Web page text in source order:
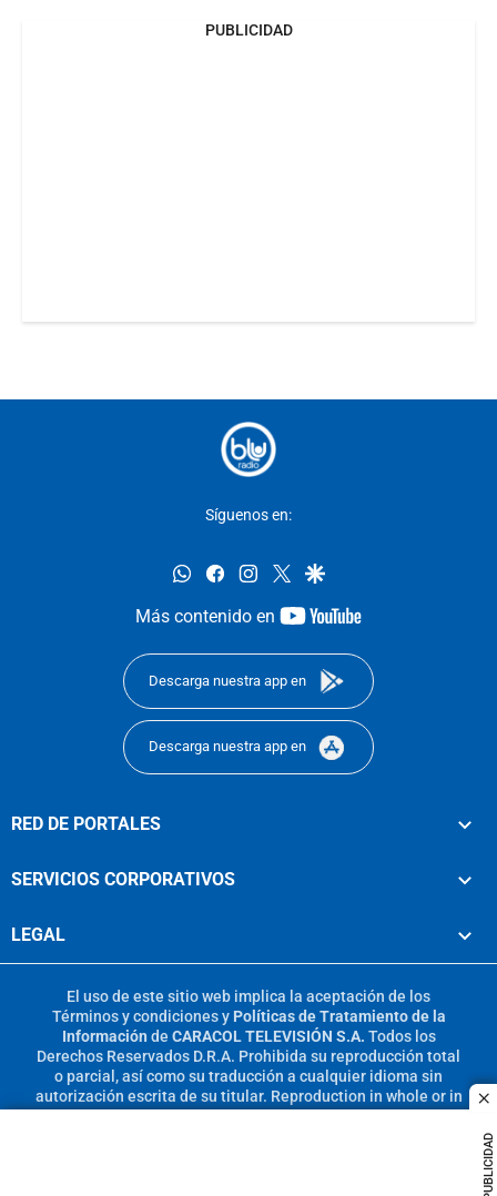
PUBLICIDAD
PUBLICIDAD
Síguenos en:
whatsappfacebookinstagram
twittergoogle
Más contenido en
youtube-
Descarga nuestra app en
Descarga nuestra app en
RED DE PORTALES
SERVICIOS CORPORATIVOS
LEGAL
El uso de este sitio web implica la aceptación de los
Términos y condicionesy Políticas de Tratamiento de la
Información de CARACOL TELEVISIÓN S.A. Todos los
Derechos Reservados D.R.A. Prohibida su reproducción total
o parcial, así como su traducción a cualquier idioma sin
autorización escrita de su titular. Reproduction in whole or in